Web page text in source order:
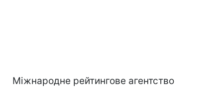
Міжнародне рейтингове агентство